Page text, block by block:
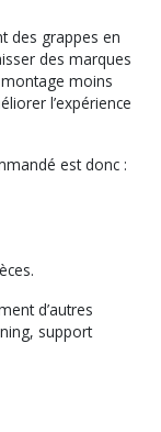
des grappes en
des marques
moins
l’expérience
est donc :
d’autres
support